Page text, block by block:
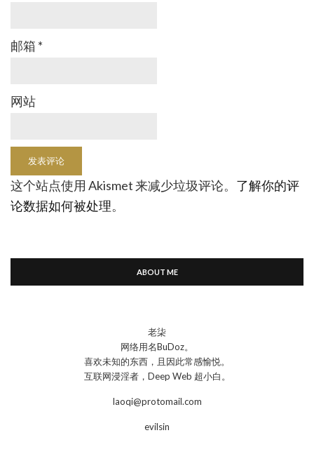
邮箱 *
网站
这个站点使用 Akismet 来减少垃圾评论。 了解你的评
论数据如何被处理。
ABOUT ME
老柒
网络用名BuDoz。
喜欢未知的东西，且因此常感愉悦。
互联网浸淫者，Deep Web 超小白。
laoqi@protomail.com
evilsin